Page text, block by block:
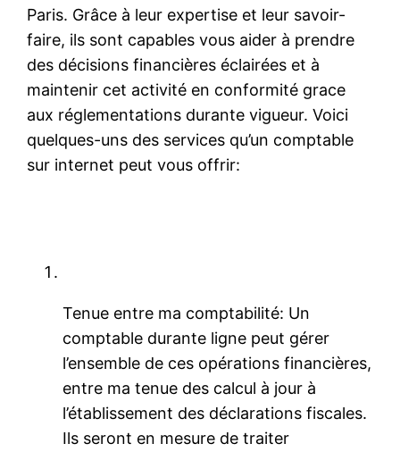
Paris. Grâce à leur expertise et leur savoir-
faire, ils sont capables vous aider à prendre
des décisions financières éclairées et à
maintenir cet activité en conformité grace
aux réglementations durante vigueur. Voici
quelques-uns des services qu’un comptable
sur internet peut vous offrir:
Tenue entre ma comptabilité: Un
comptable durante ligne peut gérer
l’ensemble de ces opérations financières,
entre ma tenue des calcul à jour à
l’établissement des déclarations fiscales.
Ils seront en mesure de traiter